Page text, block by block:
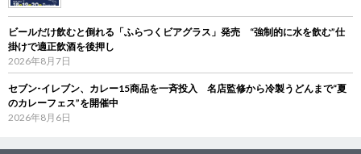
ビールだけ飲むと倒れる「ふらつくビアグラス」発売 “強制的に水を飲む”仕
掛けで適正飲酒を後押し
2026年8月7日
セブン‐イレブン、カレー15商品を一斉投入 名店監修から冷製うどんまで“夏
のカレーフェス”を開催中
2026年8月6日